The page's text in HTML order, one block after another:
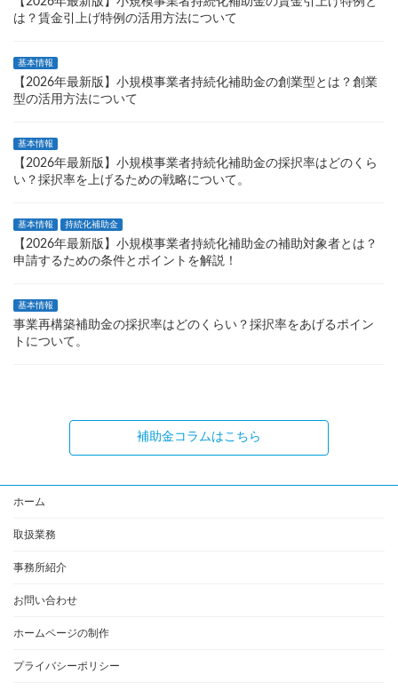
は？賃金引上げ特例の活用方法について
基本情報
【2026年最新版】小規模事業者持続化補助金の創業型とは？創業
型の活用方法について
基本情報
【2026年最新版】小規模事業者持続化補助金の採択率はどのくら
い？採択率を上げるための戦略について。
基本情報 持続化補助金
【2026年最新版】小規模事業者持続化補助金の補助対象者とは？
申請するための条件とポイントを解説！
基本情報
事業再構築補助金の採択率はどのくらい？採択率をあげるポイン
トについて。
補助金コラムはこちら
ホーム
取扱業務
事務所紹介
お問い合わせ
ホームページの制作
プライバシーポリシー